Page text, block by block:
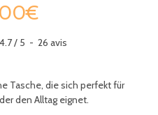
4.7/ 5 - 26 avis
Tasche, die sich perfekt für
den Alltag eignet.